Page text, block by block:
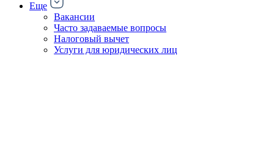
Еще
Вакансии
Часто задаваемые вопросы
Налоговый вычет
Услуги для юридических лиц